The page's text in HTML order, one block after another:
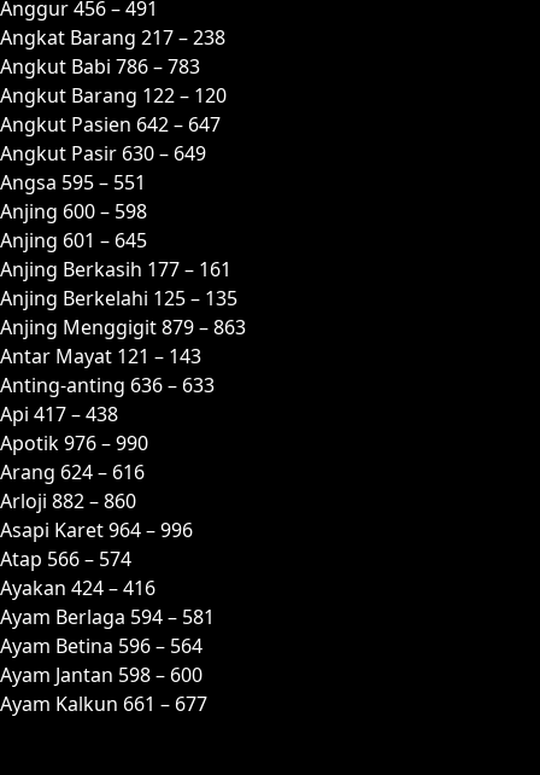
Anggur 456 – 491
Angkat Barang 217 – 238
Angkut Babi 786 – 783
Angkut Barang 122 – 120
Angkut Pasien 642 – 647
Angkut Pasir 630 – 649
Angsa 595 – 551
Anjing 600 – 598
Anjing 601 – 645
Anjing Berkasih 177 – 161
Anjing Berkelahi 125 – 135
Anjing Menggigit 879 – 863
Antar Mayat 121 – 143
Anting-anting 636 – 633
Api 417 – 438
Apotik 976 – 990
Arang 624 – 616
Arloji 882 – 860
Asapi Karet 964 – 996
Atap 566 – 574
Ayakan 424 – 416
Ayam Berlaga 594 – 581
Ayam Betina 596 – 564
Ayam Jantan 598 – 600
Ayam Kalkun 661 – 677